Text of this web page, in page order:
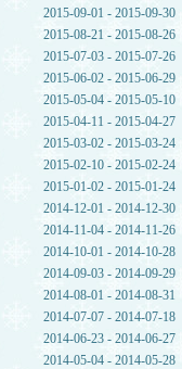
2015-09-01 - 2015-09-30
2015-08-21 - 2015-08-26
2015-07-03 - 2015-07-26
2015-06-02 - 2015-06-29
2015-05-04 - 2015-05-10
2015-04-11 - 2015-04-27
2015-03-02 - 2015-03-24
2015-02-10 - 2015-02-24
2015-01-02 - 2015-01-24
2014-12-01 - 2014-12-30
2014-11-04 - 2014-11-26
2014-10-01 - 2014-10-28
2014-09-03 - 2014-09-29
2014-08-01 - 2014-08-31
2014-07-07 - 2014-07-18
2014-06-23 - 2014-06-27
2014-05-04 - 2014-05-28